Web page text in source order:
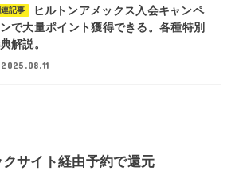
連記事
ヒルトンアメックス入会キャンペ
で大量ポイント獲得できる。各種特別
解説。
2025.08.11
サイト経由予約で還元